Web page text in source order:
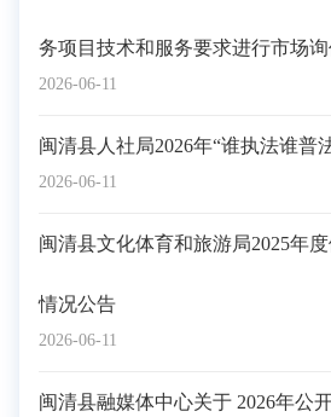
2026-06-11
务项目技术和服务要求进行市场询
2026-06-11
闽清县人社局2026年“谁执法谁普
2026-06-11
闽清县文化体育和旅游局2025年
情况公告
闽清县融媒体中心关于 2026年公